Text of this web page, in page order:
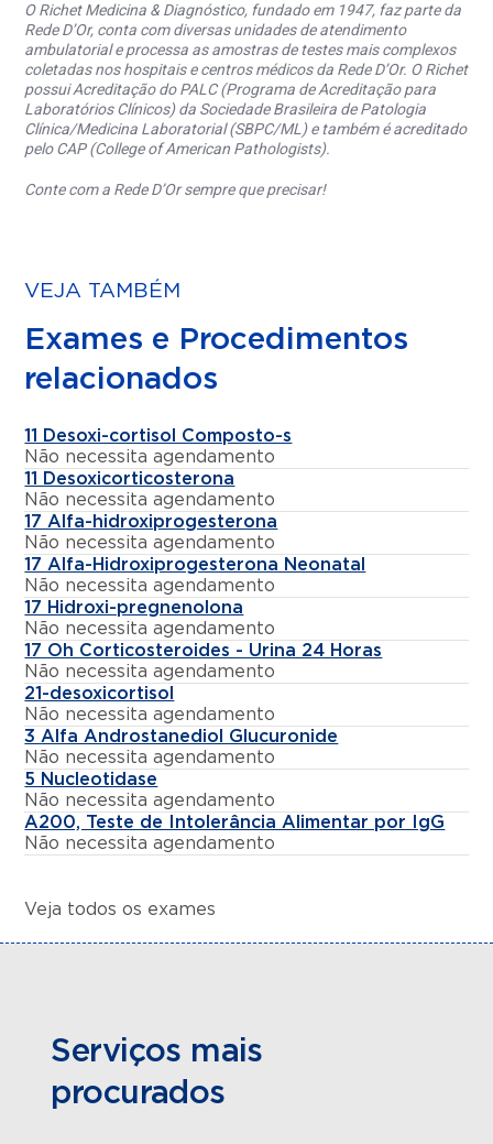
O Richet Medicina & Diagnóstico, fundado em 1947, faz parte da
Rede D’Or, conta com diversas unidades de atendimento
ambulatorial e processa as amostras de testes mais complexos
coletadas nos hospitais e centros médicos da Rede D’Or. O Richet
possui Acreditação do PALC (Programa de Acreditação para
Laboratórios Clínicos) da Sociedade Brasileira de Patologia
Clínica/Medicina Laboratorial (SBPC/ML) e também é acreditado
pelo CAP (College of American Pathologists).
Conte com a Rede D’Or sempre que precisar!
VEJA TAMBÉM
Exames e Procedimentos
relacionados
11 Desoxi-cortisol Composto-s
Não necessita agendamento
11 Desoxicorticosterona
Não necessita agendamento
17 Alfa-hidroxiprogesterona
Não necessita agendamento
17 Alfa-Hidroxiprogesterona Neonatal
Não necessita agendamento
17 Hidroxi-pregnenolona
Não necessita agendamento
17 Oh Corticosteroides - Urina 24 Horas
Não necessita agendamento
21-desoxicortisol
Não necessita agendamento
3 Alfa Androstanediol Glucuronide
Não necessita agendamento
5 Nucleotidase
Não necessita agendamento
A200, Teste de Intolerância Alimentar por IgG
Não necessita agendamento
Veja todos os exames
Serviços mais
procurados